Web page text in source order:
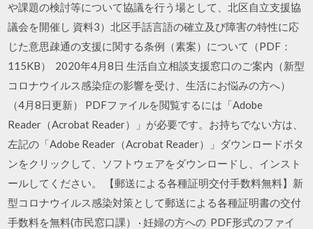
や課題の検討等について協議を行う場として、北区自立支援協
議会を開催し 資料3）北区手話言語の確立及び障害の特性に応
じた意思疎通の支援に関する条例（素案）について（PDF：
115KB） 2020年4月8日 生活自立相談支援窓口のご案内（新型
コロナウイルス感染症の影響を受け、生活にお悩みの方へ）
（4月8日更新） PDFファイルを閲覧するには「Adobe
Reader（Acrobat Reader）」が必要です。お持ちでない方は、
左記の「Adobe Reader（Acrobat Reader）」ダウンロードボタ
ンをクリックして、ソフトウェアをダウンロードし、インスト
ールしてください。 【郵送による各種証明交付手数料無料】新
型コロナウイルス感染対策として郵送による各種証明書の交付
手数料を無料(市民窓口課） · 妊婦の方への PDF形式のファイ